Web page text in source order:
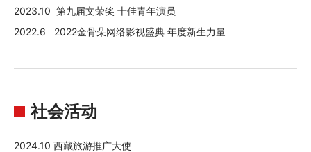
2023.10 第九届文荣奖 十佳青年演员
2022.6 2022金骨朵网络影视盛典 年度新生力量
社会活动
2024.10 西藏旅游推广大使